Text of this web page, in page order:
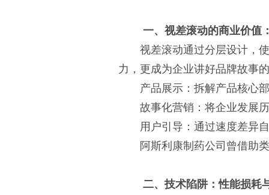
一、视差滚动的商业价值
视差滚动通过分层设计，
力，更成为企业讲好品牌故事
产品展示：拆解产品核心
故事化营销：将企业发展
用户引导：通过速度差异
阿斯利康制药公司曾借助
二、技术陷阱：性能损